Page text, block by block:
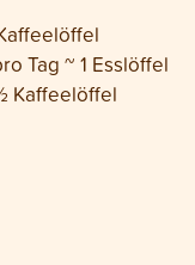
Tag ~ 1 Esslöffel
Kaffeelöffel